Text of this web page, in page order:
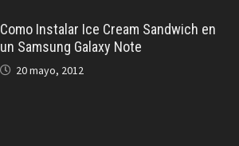
Como Instalar Ice Cream Sandwich en
un Samsung Galaxy Note
20 mayo, 2012